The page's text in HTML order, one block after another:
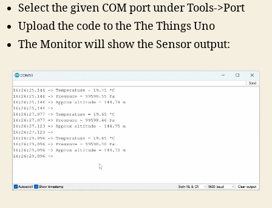
Select the given COM port under Tools->Port
Upload the code to the The Things Uno
The Monitor will show the Sensor output: